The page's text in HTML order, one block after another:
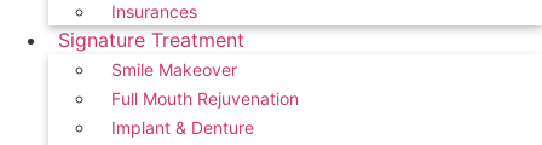
Insurances
Signature Treatment
Smile Makeover
Full Mouth Rejuvenation
Implant & Denture